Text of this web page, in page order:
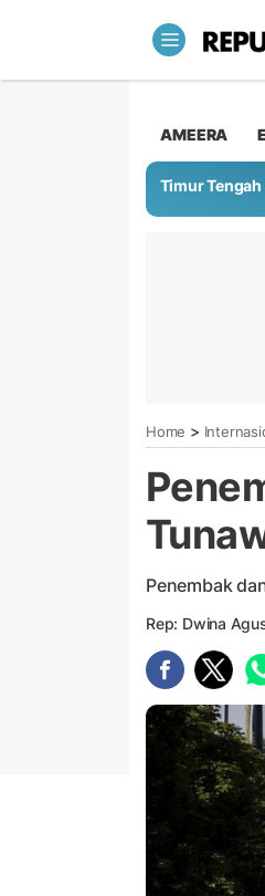
AMEERA
Timur Tengah
Home >
Penembak
Rep: Dwina